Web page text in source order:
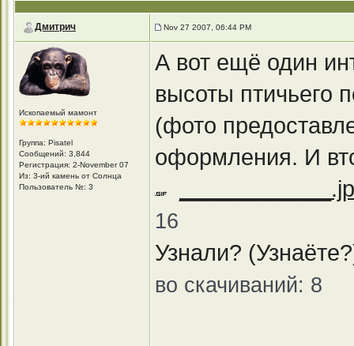
Дмитрич Nov 27 2007, 06:44 PM
Ископаемый мамонт
Группа: Pisatel
Сообщений: 3,844
Регистрация: 2-November 07
Из: 3-ий камень от Солнца
Пользователь №: 3
А вот ещё один
высоты птичьего
(фото
оформления. И
16
Узнали?
во скачиваний: 8